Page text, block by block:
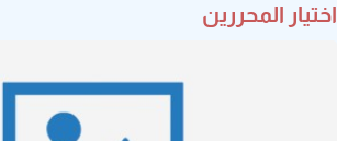
اختيار المحررين